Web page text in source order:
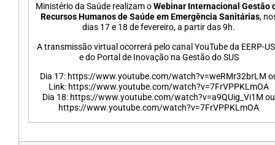
Ministério da Saúde realizam oWebinar Internacional Gestão
Recursos Humanos de Saúde em Emergência Sanitárias,
dias 17 e 18 de fevereiro, a partir das 9h.
A transmissão virtual ocorrerá pelo canal YouTube da EERP-
e do Portal de Inovação na Gestão do SUS
Dia 17: https://www.youtube.com/watch?v=weRMr32brLM
Link: https://www.youtube.com/watch?v=7FrVPPKLmOA
Dia 18: https://www.youtube.com/watch?v=a9QUig_Vi1M ou
https://www.youtube.com/watch?v=7FrVPPKLmOA